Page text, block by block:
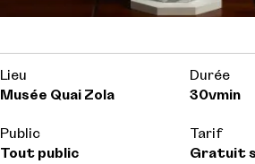
Lieu
Musée Quai Zola
Durée
30vmin
Public
Tout public
Tarif
Gratuit